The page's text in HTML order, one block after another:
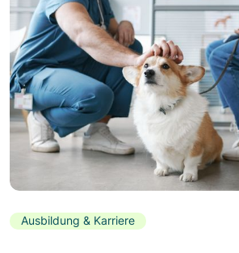
Ausbildung & Karriere